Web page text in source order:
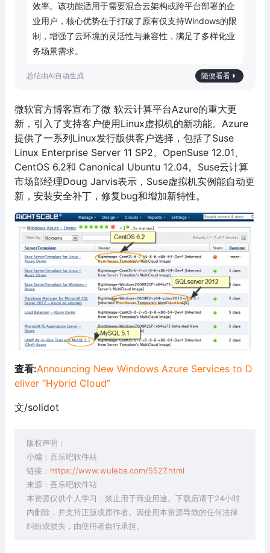
效率。该功能适用于需要混合云架构或跨平台部署的企
业用户，核心优势在于打破了原有仅支持Windows的限
制，增强了云环境的灵活性与兼容性，满足了多样化业
务场景需求。
随便看看
微软官方博客宣布了微 软云计算平台Azure的重大更
新，引入了支持客户使用Linux虚拟机的新功能。Azure
提供了一系列Linux发行版供客户选择，包括了Suse
Linux Enterprise Server 11 SP2、OpenSuse 12.01、
CentOS 6.2和 Canonical Ubuntu 12.04。Suse云计算
市场部经理Doug Jarvis表示，Suse虚拟机实例能自动更
新，安装安全补丁，修复bug和增加新特性。
查看:Announcing New Windows Azure Services to D
eliver “Hybrid Cloud”
文/solidot
版权声明：
小编：吾乐吧软件站
链接： https://www.wuleba.com/5527.html
来源：吾乐吧软件站
本资源仅供个人学习，禁止用于商业用途。下载后请于24小时
内删除，并支持正版或原作者。因使用本资源导致的任何法律
纠纷或损失，由使用者自行承担。